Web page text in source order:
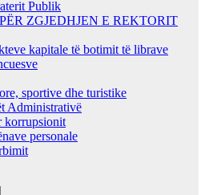
Publik
ZGJEDHJEN E REKTORIT
kapitale të botimit të librave
sportive dhe turistike
Administrativë
korrupsionit
personale